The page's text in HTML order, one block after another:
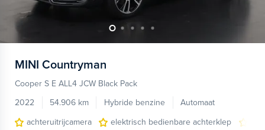
MINI Countryman
Cooper S E ALL4 JCW Black Pack
2022
54.906 km Hybride benzine
Automaat
achteruitrijcamera
elektrisch bedienbare achterklep